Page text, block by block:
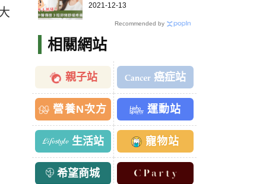
2021-12-13
Recommended by
相關網站
親子站 癌症站
營養N次方 運動站
生活站 寵物站
希望商城